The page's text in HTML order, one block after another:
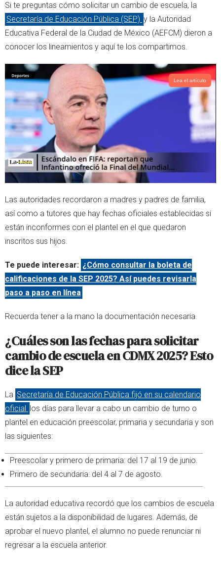
t
t
e
r
t
s
a
p
p
Si te preguntas cómo solicitar un cambio de escuela, la
Secretaría de Educación Pública (SEP) y la Autoridad
Educativa Federal de la Ciudad de México (AEFCM) dieron a
conocer los lineamientos y aquí te los compartimos.
Lea el artículo
Las autoridades recordaron a madres y padres de familia,
así como a tutores que hay fechas oficiales establecidas si
están inconformes con el plantel en el que quedaron
inscritos sus hijos.
Te puede interesar: ¿Cómo consultar la boleta de
calificaciones de la SEP 2025? Así puedes revisarla
paso a paso en línea
Recuerda tener a la mano la documentación necesaria.
¿Cuáles son las fechas para solicitar
cambio de escuela en CDMX 2025? Esto
dice la SEP
La Secretaría de Educación Pública fijó en su calendario
oficial los días para llevar a cabo un cambio de turno o
plantel en educación preescolar, primaria y secundaria y son
las siguientes:
Preescolar y primero de primaria: del 17 al 19 de junio.
Primero de secundaria: del 4 al 7 de agosto.
La autoridad educativa recordó que los cambios de escuela
están sujetos a la disponibilidad de lugares. Además, de
aprobar el nuevo plantel, el alumno no puede renunciar ni
regresar a la escuela anterior.